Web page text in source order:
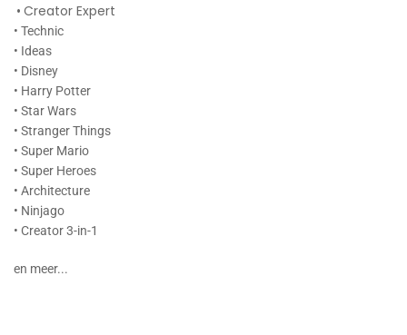
• Creator Expert
• Technic
• Ideas
• Disney
• Harry Potter
• Star Wars
• Stranger Things
• Super Mario
• Super Heroes
• Architecture
• Ninjago
• Creator 3-in-1
en meer...